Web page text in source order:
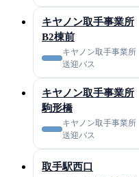
キヤノン取手事業所
B2棟前
キヤノン取手事業所
送迎バス
キヤノン取手事業所
駒形橋
キヤノン取手事業所
送迎バス
取手駅西口